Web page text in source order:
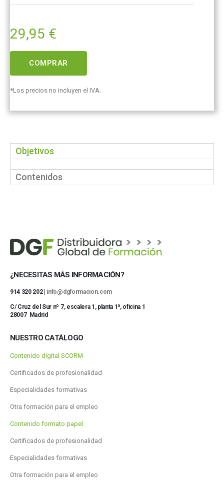
29,95 €
COMPRAR
*Los precios no incluyen el IVA.
Objetivos
Contenidos
¿NECESITAS MÁS INFORMACIÓN?
914 320 202 | info@dgformacion.com
C/ Cruz del Sur nº 7, escalera 1, planta 1ª, oficina 1
28007 Madrid
NUESTRO CATÁLOGO
Contenido digital SCORM
Certificados de profesionalidad
Especialidades formativas
Otra formación para el empleo
Contenido formato papel
Certificados de profesionalidad
Especialidades formativas
Otra formación para el empleo